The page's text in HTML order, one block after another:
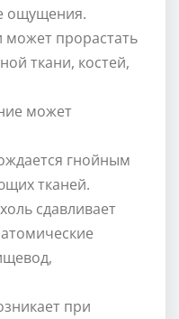
ощущения.
может прорастать
ткани, костей,
может
гнойным
тканей.
сдавливает
при